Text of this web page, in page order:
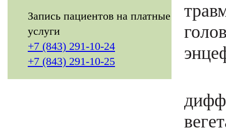
Запись пациентов на платные
услуги
+7 (843) 291-10-24
+7 (843) 291-10-25